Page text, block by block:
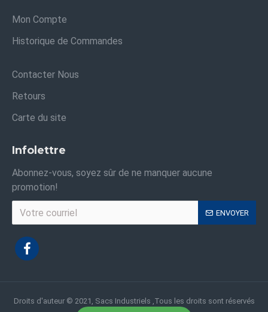
Mon Compte
Historique de Commandes
Contacter Nous
Retours
Carte du site
Infolettre
Abonnez-vous, soyez sûr de ne manquer aucune
promotion!
ENVOYER
Droits d'auteur © 2021, Sacs Industriels ,Tous les droits sont réservés